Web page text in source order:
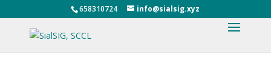
658310724 info@sialsig.xyz